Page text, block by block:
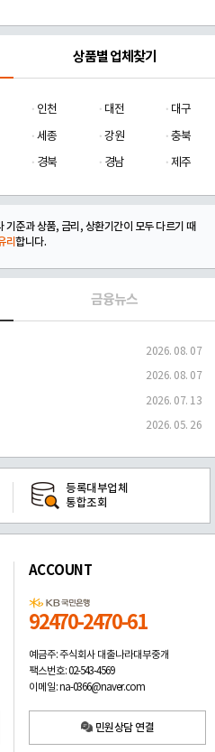
상품별 업체찾기
인천 대전
대구
세종 강원
충북
경북 경남 제주
기준과 상품, 금리, 상환기간이 모두 다르기 때
리합니다.
금융뉴스
2026. 08. 07
2026. 08. 07
2026. 07. 13
2026. 05. 26
등록대부업체
통합조회
ACCOUNT
92470-2470-61
예금주: 주식회사 대출나라대부중개
팩스번호: 02-543-4569
이메일: na-0366@naver.com
민원상담 연결